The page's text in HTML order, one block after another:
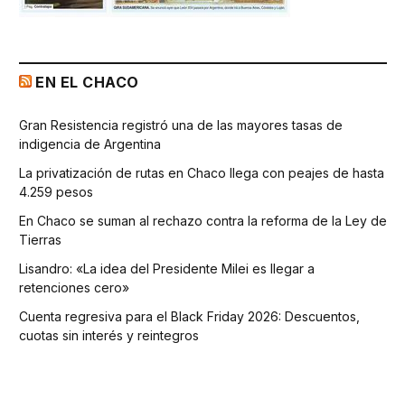
EN EL CHACO
Gran Resistencia registró una de las mayores tasas de
indigencia de Argentina
La privatización de rutas en Chaco llega con peajes de hasta
4.259 pesos
En Chaco se suman al rechazo contra la reforma de la Ley de
Tierras
Lisandro: «La idea del Presidente Milei es llegar a
retenciones cero»
Cuenta regresiva para el Black Friday 2026: Descuentos,
cuotas sin interés y reintegros